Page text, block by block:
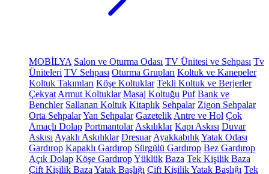
MOBİLYA Salon ve Oturma Odası TV Ünitesi ve Sehpası Tv
Üniteleri TV Sehpası Oturma Grupları Koltuk ve Kanepeler
Koltuk Takımları Köşe Koltuklar Tekli Koltuk ve Berjerler
Çekyat Armut Koltuklar Masaj Koltuğu Puf Bank ve
Benchler Sallanan Koltuk Kitaplık Sehpalar Zigon Sehpalar
Orta SehpalarYan Sehpalar Gazetelik Antre ve Hol Çok
Amaçlı Dolap Portmantolar Askılıklar Kapı Askısı Duvar
Askısı Ayaklı Askılıklar Dresuar AyakkabılıkYatak Odası
Gardırop Kapaklı Gardırop Sürgülü Gardırop Bez Gardırop
Açık Dolap Köşe GardıropYüklük Baza Tek Kişilik Baza
Çift Kişilik Baza Yatak Başlığı Çift Kişilik Yatak Başlığı Tek